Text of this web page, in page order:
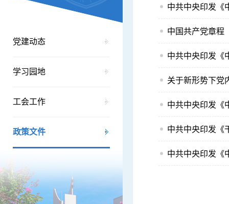
党建动态
学习园地
工会工作
政策文件
中共中央印发《
中国共产党章程
中共中央印发《
关于新形势下党
中共中央印发《
中共中央印发《
中共中央印发《